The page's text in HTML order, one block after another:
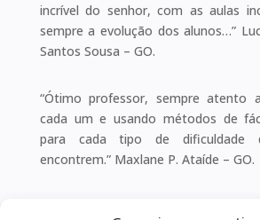
incrível do senhor, com as aulas
sempre a evolução dos alunos…”
Santos Sousa – GO.
“Ótimo professor, sempre atento
cada um e usando métodos de
para cada tipo de dificuldade
encontrem.” Maxlane P. Ataíde – GO.